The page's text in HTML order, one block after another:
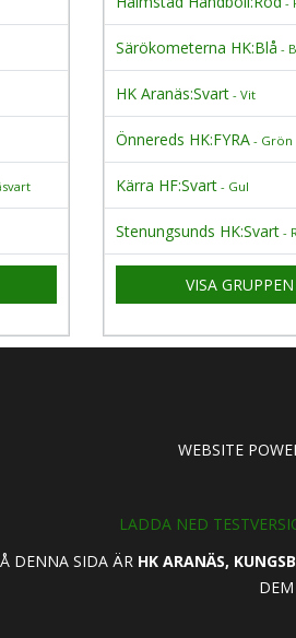
Särökometerna HK:Blå -
HK Aranäs:Svart - Vit
Önnereds HK:FYRA - Grön
Kärra HF:Svart - Gul
Stenungsunds HK:Svart -
VISA
WEBSITE
LADDA NED
DENNA SIDA ÄR HK ARANÄS,